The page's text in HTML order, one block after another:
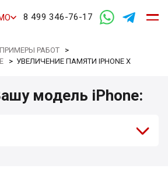
8 499 346-76-17
ПРИМЕРЫ РАБОТ >
> УВЕЛИЧЕНИЕ ПАМЯТИ IPHONE X
модель iPhone: